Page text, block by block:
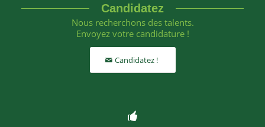
Candidatez
Nous recherchons des talents.
Envoyez votre candidature !
Candidatez !